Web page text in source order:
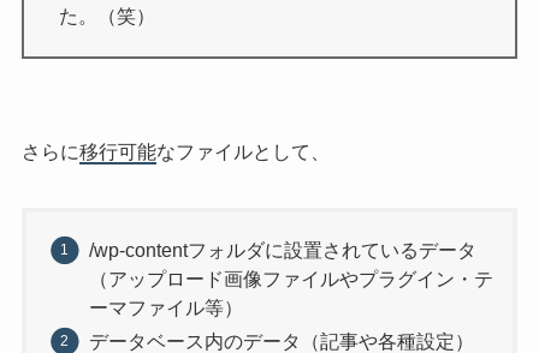
た。（笑）
さらに移行可能なファイルとして、
/wp-contentフォルダに設置されているデータ
（アップロード画像ファイルやプラグイン・テ
ーマファイル等）
データベース内のデータ（記事や各種設定）